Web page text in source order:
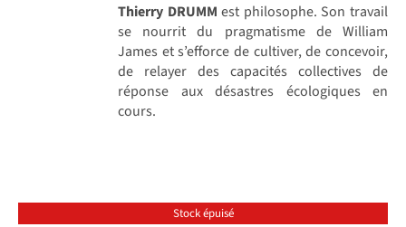
Thierry DRUMM est philosophe. Son travail
se nourrit du pragmatisme de William
James et s’efforce de cultiver, de concevoir,
de relayer des capacités collectives de
réponse aux désastres écologiques en
cours.
Stock épuisé